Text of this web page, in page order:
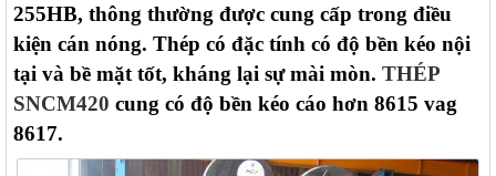
255HB, thông thường được cung cấp trong điều
kiện cán nóng. Thép có đặc tính có độ bền kéo nội
tại và bề mặt tốt, kháng lại sự mài mòn. THÉP
SNCM420 cung có độ bền kéo cáo hơn 8615 vag
8617.